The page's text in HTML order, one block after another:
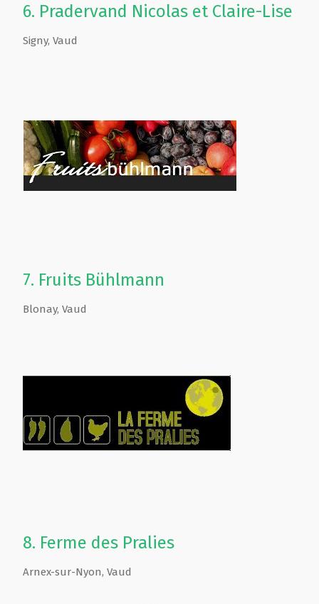
6. Pradervand Nicolas et Claire-Lise
Signy, Vaud
7. Fruits Bühlmann
Blonay, Vaud
8. Ferme des Pralies
Arnex-sur-Nyon, Vaud